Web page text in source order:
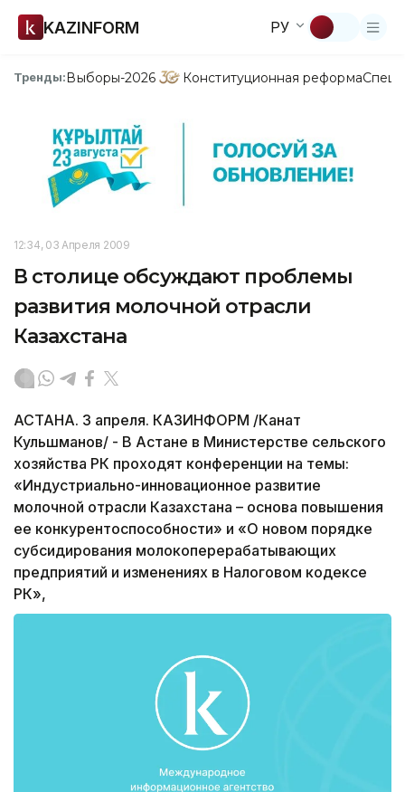
KAZINFORM РУ
Тренды:Выборы-2026 Конституционная реформа
12:34, 03 Апреля 2009
В столице обсуждают проблемы
развития молочной отрасли
Казахстана
АСТАНА. 3 апреля. КАЗИНФОРМ /Канат
Кульшманов/ - В Астане в Министерстве сельского
хозяйства РК проходят конференции на темы:
«Индустриально-инновационное развитие
молочной отрасли Казахстана – основа повышения
ее конкурентоспособности» и «О новом порядке
субсидирования молокоперерабатывающих
предприятий и изменениях в Налоговом кодексе
РК»,